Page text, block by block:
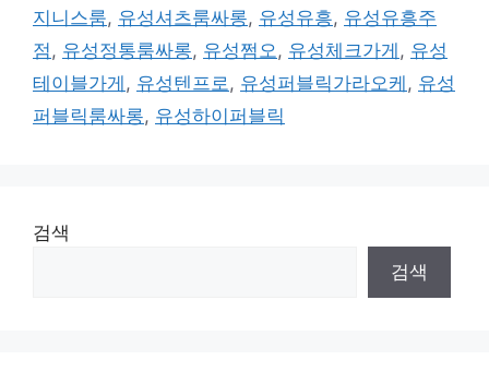
지니스룸, 유성셔츠룸싸롱, 유성유흥, 유성유흥주
점, 유성정통룸싸롱, 유성쩜오, 유성체크가게 , 유성
테이블가게 , 유성텐프로, 유성퍼블릭가라오케 , 유성
퍼블릭룸싸롱, 유성하이퍼블릭
검색
검색